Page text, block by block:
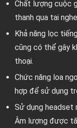
Chất lượng cuộc
thanh qua tai
Khả năng lọc
cũng có thể gây
thoại.
Chức năng loa
hợp để sử dụng
Sử dụng headset
Âm lượng được